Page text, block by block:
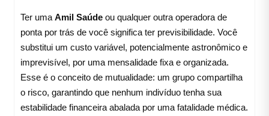
Ter uma Amil Saúdeou qualquer outra operadora de
ponta por trás de você significa ter previsibilidade. Você
substitui um custo variável, potencialmente astronômico e
imprevisível, por uma mensalidade fixa e organizada.
Esse é o conceito de mutualidade: um grupo compartilha
o risco, garantindo que nenhum indivíduo tenha sua
estabilidade financeira abalada por uma fatalidade médica.